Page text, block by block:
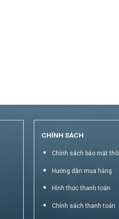
CHÍNH SÁCH
Chính sách bảo mật
Hướng dẫn mua hàng
Hình thức thanh toán
Chính sách thanh toán